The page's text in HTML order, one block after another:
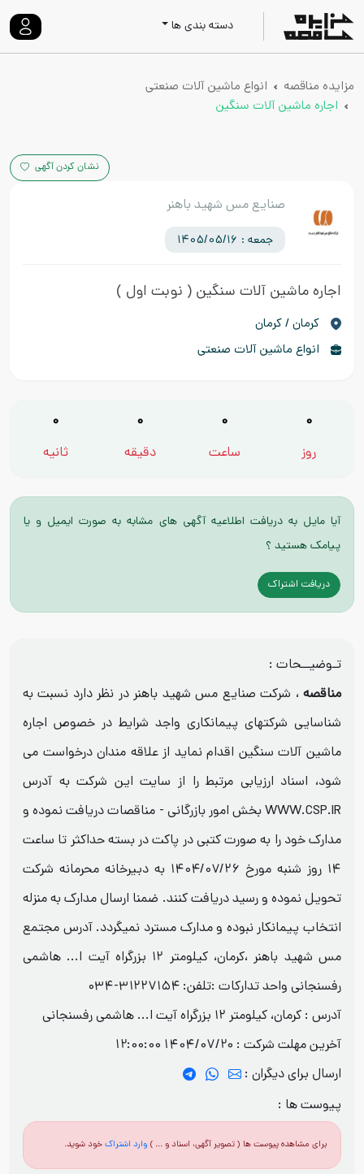
دسته بندی ها
مزایده مناقصه
انواع ماشین آلات صنعتی
اجاره ماشین آلات سنگین
نشان کردن آگهی
صنایع مس شهید باهنر
جمعه : 1405/05/16
اجاره ماشین آلات سنگین ( نوبت اول )
كرمان / کرمان
انواع ماشین آلات صنعتی
0
روز
0
ساعت
0
دقیقه
0
ثانیه
آیا مایل به دریافت اطلاعیه آگهی های مشابه به صورت ایمیل و یا
پیامک هستید ؟
دریافت اشتراک
تـوضیــحات :
مناقصه ، شرکت صنایع مس شهید باهنر در نظر دارد نسبت به
شناسایی شرکتهای پیمانکاری واجد شرایط در خصوص اجاره
ماشین آلات سنگین اقدام نماید از علاقه مندان درخواست می
شود، اسناد ارزیابی مرتبط را از سایت این شرکت به آدرس
WWW.CSP.IR بخش امور بازرگانی - مناقصات دریافت نموده و
مدارک خود را به صورت کتبی در پاکت در بسته حداکثر تا ساعت
۱۴ روز شنبه مورخ ۱۴۰۴/۰۷/۲۶ به دبیرخانه محرمانه شرکت
تحویل نموده و رسید دریافت کنند. ضمنا ارسال مدارک به منزله
انتخاب پیمانکار نبوده و مدارک مسترد نمیگردد. آدرس مجتمع
مس شهید باهنر ،کرمان، کیلومتر ۱۲ بزرگراه آیت ا... هاشمی
رفسنجانی واحد تدارکات :تلفن: ۳۱۲۲۷۱۵۴-۰۳۴
آدرس : کرمان، کیلومتر ۱۲ بزرگراه آیت ا... هاشمی رفسنجانی
آخرین مهلت شرکت : 1404/07/20 12:00:00
ارسال برای دیگران :
پیوست ها :
برای مشاهده پیوست ها ( تصویر آگهی، اسناد و ... ) وارد اشتراکخود شوید.